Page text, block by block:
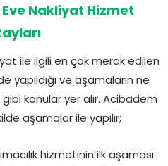
Nakliyat Hizmet
ile ilgili en çok merak edilen
yapıldığı ve aşamaların ne
konular yer alır. Acibadem
aşamalar ile yapılır;
hizmetinin ilk aşaması